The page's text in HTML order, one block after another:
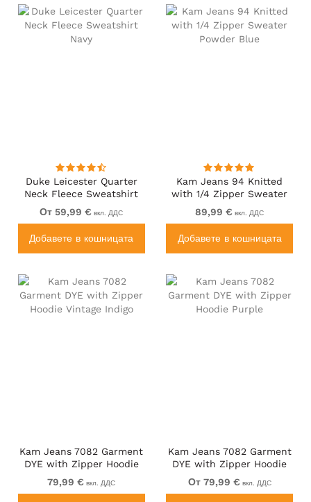
Duke Leicester Quarter
Neck Fleece Sweatshirt
Navy
От 59,99 € вкл. ДДС
Добавете в кошницата
Kam Jeans 94 Knitted
with 1/4 Zipper Sweater
Powder Blue
89,99 € вкл. ДДС
Добавете в кошницата
Kam Jeans 7082 Garment
DYE with Zipper Hoodie
Vintage Indigo
79,99 € вкл. ДДС
Kam Jeans 7082 Garment
DYE with Zipper Hoodie
Purple
От 79,99 € вкл. ДДС